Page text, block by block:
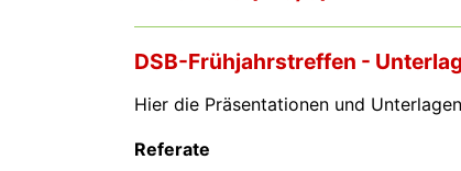
DSB-Frühjahrstreffen -
Hier die Präsentationen und
Referate